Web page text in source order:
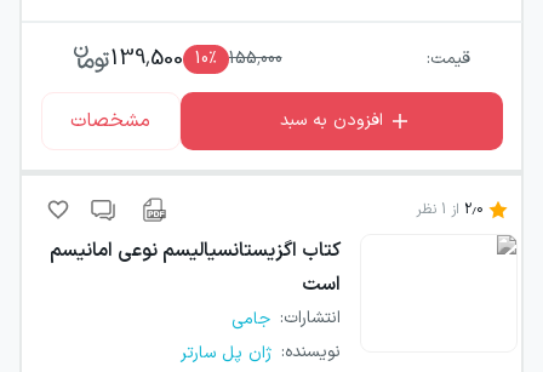
قیمت: 155,000
10٪ 139,500
افزودن به سبد مشخصات
2.0 از 1 نظر
کتاب اگزیستانسیالیسم نوعی امانیسم
است
انتشارات: جامی
نویسنده: ژان پل سارتر